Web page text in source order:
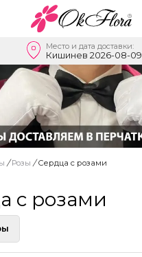
Место и дата доставки:
Кишинев 2026-08-09
/ Розы / Сердца с розами
с розами